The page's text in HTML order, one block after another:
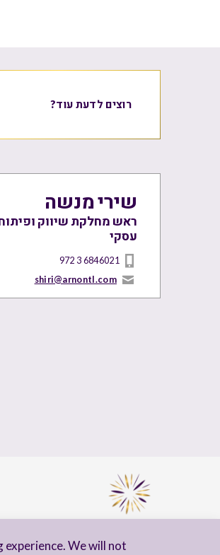
experience. We will not
רוצים לדעת עוד?
שירי מנשה
ראש מחלקת שיווק
עסקי
972 3 6846021
shiri@arnontl.com